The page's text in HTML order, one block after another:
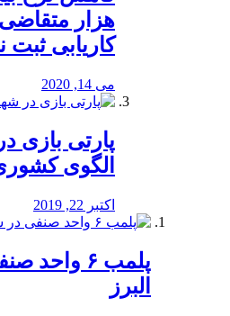
هزار
کاریابی ثبت
می 14, 2020
پارتی بازی
الگوی
اکتبر 22, 2019
پلمب ۶
البرز